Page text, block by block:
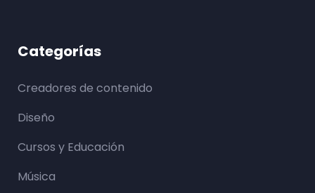
Categorías
Creadores de contenido
Diseño
Cursos y Educación
Música